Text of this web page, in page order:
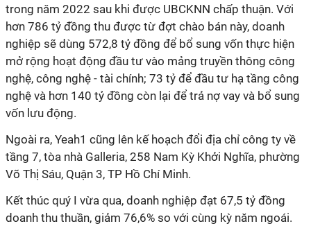
trong năm 2022 sau khi được UBCKNN chấp thuận. Với
hơn 786 tỷ đồng thu được từ đợt chào bán này, doanh
nghiệp sẽ dùng 572,8 tỷ đồng để bổ sung vốn thực hiện
mở rộng hoạt động đầu tư vào mảng truyền thông công
nghệ, công nghệ - tài chính; 73 tỷ để đầu tư hạ tầng công
nghệ và hơn 140 tỷ đồng còn lại để trả nợ vay và bổ sung
vốn lưu động.
Ngoài ra, Yeah1 cũng lên kế hoạch đổi địa chỉ công ty về
tầng 7, tòa nhà Galleria, 258 Nam Kỳ Khởi Nghĩa, phường
Võ Thị Sáu, Quận 3, TP Hồ Chí Minh.
Kết thúc quý I vừa qua, doanh nghiệp đạt 67,5 tỷ đồng
doanh thu thuần, giảm 76,6% so với cùng kỳ năm ngoái.